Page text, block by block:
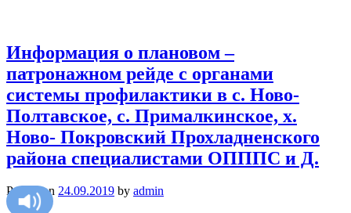
Информация о плановом –
патронажном рейде с органами
системы профилактики в с. Ново-
Полтавское, с. Прималкинское, х.
Ново- Покровский Прохладненского
района специалистами ОПППС и Д.
Posted on 24.09.2019 by admin